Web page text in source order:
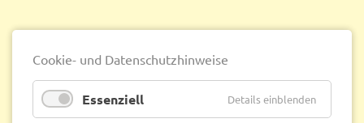
Cookie- und Datenschutzhinweise
Essenziell Details einblenden